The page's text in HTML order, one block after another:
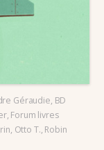
Géraudie, BD
, Forum livres
, Otto T., Robin